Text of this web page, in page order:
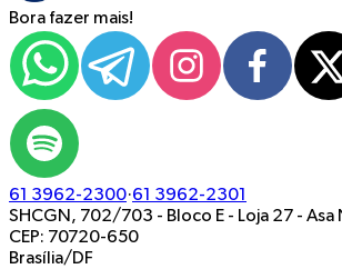
Bora fazer mais!
61 3962-2300·61 3962-2301
SHCGN, 702/703 - Bloco E - Loja 27 - Asa
CEP: 70720-650
Brasília/DF